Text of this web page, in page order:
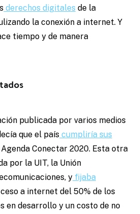
derechos digitales de la
la conexión a internet. Y
tiempo y de manera
publicada por varios medios
que el país cumpliría sus
Conectar 2020. Esta otra
por la UIT, la Unión
y fijaba
a internet del 50% de los
en desarrollo y un costo de no